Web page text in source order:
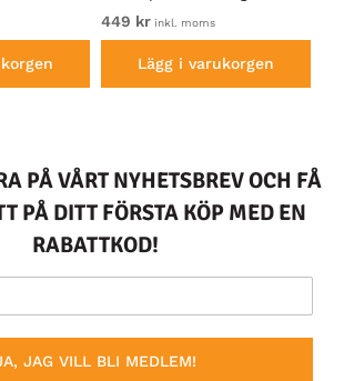
449 kr inkl. moms
Lägg i varukorgen
PÅ VÅRT NYHETSBREV OCH FÅ
PÅ DITT FÖRSTA KÖP MED EN
RABATTKOD!
JAG VILL BLI MEDLEM!